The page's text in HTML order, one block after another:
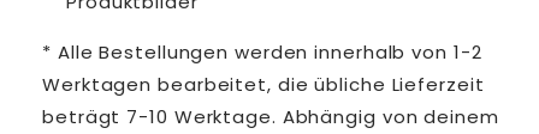
* Alle Bestellungen werden innerhalb von 1-2
Werktagen bearbeitet, die übliche Lieferzeit
beträgt 7-10 Werktage. Abhängig von deinem